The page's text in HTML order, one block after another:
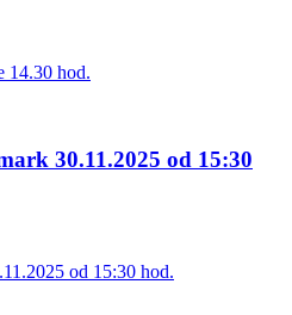
14.30 hod.
30.11.2025 od 15:30
od 15:30 hod.